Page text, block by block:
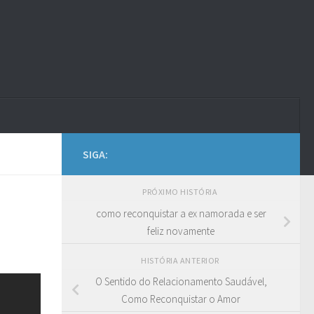
SIGA:
PRÓXIMO HISTÓRIA
como reconquistar a ex namorada e ser
feliz novamente
HISTÓRIA ANTERIOR
O Sentido do Relacionamento Saudável,
Como Reconquistar o Amor